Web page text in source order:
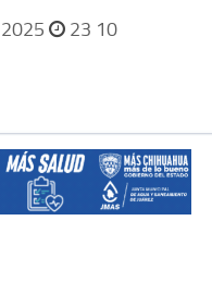
23 10